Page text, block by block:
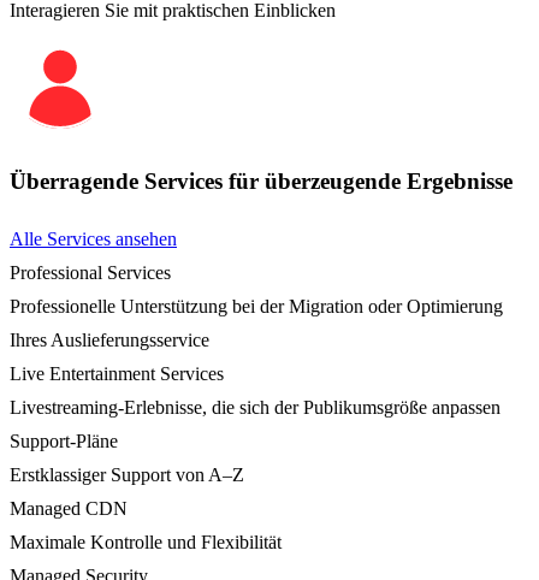
Interagieren Sie mit praktischen Einblicken
Überragende Services für überzeugende Ergebnisse
Alle Services ansehen
Professional Services
Professionelle Unterstützung bei der Migration oder Optimierung
Ihres Auslieferungsservice
Live Entertainment Services
Livestreaming-Erlebnisse, die sich der Publikumsgröße anpassen
Support-Pläne
Erstklassiger Support von A–Z
Managed CDN
Maximale Kontrolle und Flexibilität